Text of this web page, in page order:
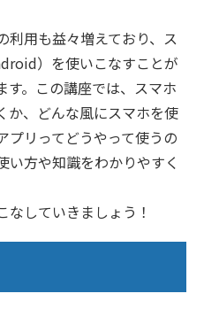
利用も益々増えており、ス
）を使いこなすことが
す。この講座では、スマホ
か、どんな風にスマホを使
プリってどうやって使うの
い方や知識をわかりやすく
なしていきましょう！